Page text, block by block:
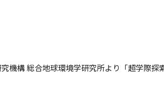
機構 総合地球環境学研究所より「超学際探